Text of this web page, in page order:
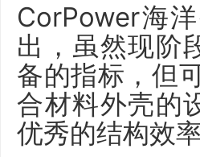
CorPower海
出，虽然现阶
备的指标，但
合材料外壳的
优秀的结构效率